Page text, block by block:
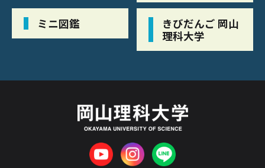
ミニ図鑑
きびだんご 岡山
理科大学